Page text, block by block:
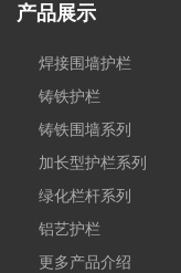
产品展示
焊接围墙护栏
铸铁护栏
铸铁围墙系列
加长型护栏系列
绿化栏杆系列
铝艺护栏
更多产品介绍